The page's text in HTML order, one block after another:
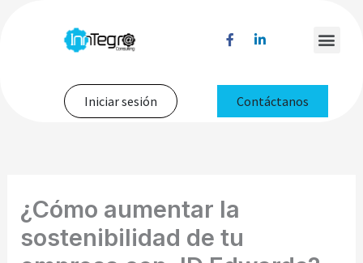
F
a
b
o
L
i
e
d
i
Iniciar sesión Contáctanos
¿Cómo aumentar la
sostenibilidad de tu